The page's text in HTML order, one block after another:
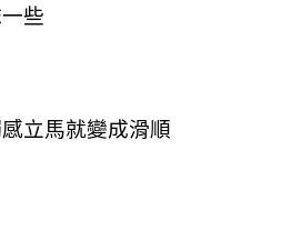
些
立馬就變成滑順